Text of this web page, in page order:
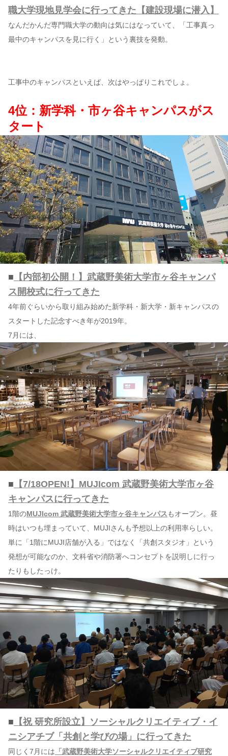
職大学現地見学会に行ってきた【建設現場に潜入】
なんだかんだ専門職大学の動向は気にはなっていて、「工事真っ
最中のキャンパスを見に行く」という裏技を発動。
工事中のキャンパスといえば、次はやっぱりこれでしょ。
4位：新学科・市ヶ谷キャンパスがス
タート
■ 【内部初公開！】武蔵野美術大学市ヶ谷キャンパ
ス開校式に行ってきた
4年前ぐらいから取り組み始めた新学科・新大学・新キャンパスの
スタートした記念すべき年が2019年。
7月には、
■ 【7/18OPEN!】MUJIcom 武蔵野美術大学市ヶ谷
キャンパスに行ってきた
1階のMUJIcom 武蔵野美術大学市ヶ谷キャンパスもオープン。昼
時はいつも埋まっていて、MUJIさんも予想以上の利用率らしい。
単に「1階にMUJI店舗が入る」ではなく「共創スタジオ」という
発想が可能なのか、文科省や消防署へコンセプトを説明しに行っ
たりもしたっけ。
■ 【祝 研究所設立】ソーシャルクリエイティブ・イ
ニシアチブ「共創と学びの場」に行ってきた
同じく7月には 「武蔵野美術大学ソーシャルクリエイティブ研究